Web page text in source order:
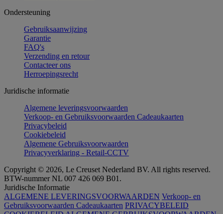
Ondersteuning
Gebruiksaanwijzing
Garantie
FAQ's
Verzending en retour
Contacteer ons
Herroepingsrecht
Juridische informatie
Algemene leveringsvoorwaarden
Verkoop- en Gebruiksvoorwaarden Cadeaukaarten
Privacybeleid
Cookiebeleid
Algemene Gebruiksvoorwaarden
Privacyverklaring - Retail-CCTV
Copyright © 2026, Le Creuset Nederland BV. All rights reserved.
BTW-nummer NL 007 426 069 B01.
Juridische Informatie
ALGEMENE LEVERINGSVOORWAARDEN Verkoop- en
Gebruiksvoorwaarden Cadeaukaarten PRIVACYBELEID